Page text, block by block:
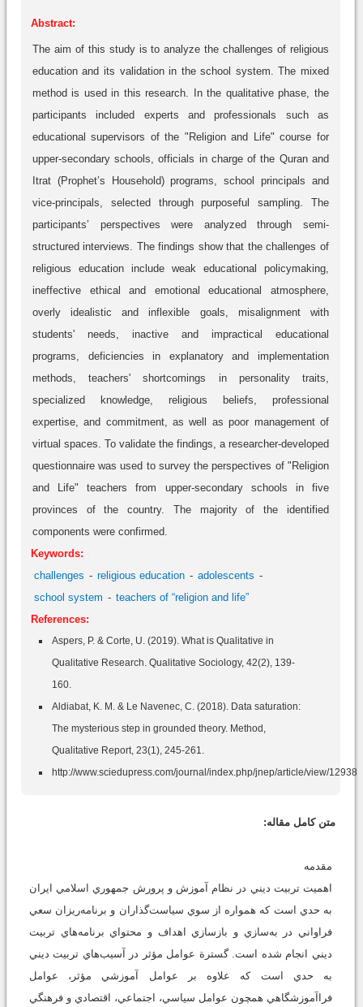
Abstract:
The aim of this study is to analyze the challenges of religious
education and its validation in the school system. The mixed
method is used in this research. In the qualitative phase, the
participants included experts and professionals such as
educational supervisors of the "Religion and Life" course for
upper-secondary schools, officials in charge of the Quran and
Itrat (Prophet’s Household) programs, school principals and
vice-principals, selected through purposeful sampling. The
participants’ perspectives were analyzed through semi-
structured interviews. The findings show that the challenges of
religious education include weak educational policymaking,
ineffective ethical and emotional educational atmosphere,
overly idealistic and inflexible goals, misalignment with
students' needs, inactive and impractical educational
programs, deficiencies in explanatory and implementation
methods, teachers' shortcomings in personality traits,
specialized knowledge, religious beliefs, professional
expertise, and commitment, as well as poor management of
virtual spaces. To validate the findings, a researcher-developed
questionnaire was used to survey the perspectives of "Religion
and Life" teachers from upper-secondary schools in five
provinces of the country. The majority of the identified
components were confirmed.
Keywords:
challenges
religious education
adolescents
school system
teachers of “religion and life”
References:
Aspers, P. & Corte, U. (2019). What is Qualitative in
Qualitative Research. Qualitative Sociology, 42(2), 139-
160.
Aldiabat, K. M. & Le Navenec, C. (2018). Data saturation:
The mysterious step in grounded theory. Method,
Qualitative Report, 23(1), 245-261.
http://www.sciedupress.com/journal/index.php/jnep/article/view/12938
متن کامل مقاله:
مقدمه
اهميت تربيت ديني در نظام آموزش و پرورش جمهوري اسلامي ايران
به حدي است که همواره از سوي سياست‌گذاران و برنامه‌ريزان سعي
فراواني در به‌سازي و بازسازي اهداف و محتواي برنامه‌هاي تربيت
ديني انجام شده است. گسترة عوامل مؤثر در آسيب‌هاي تربيت ديني
به حدي است كه علاوه بر عوامل آموزشي مؤثر، عوامل
فراآموزشگاهي همچون عوامل سياسي، اجتماعي، اقتصادي و فرهنگي